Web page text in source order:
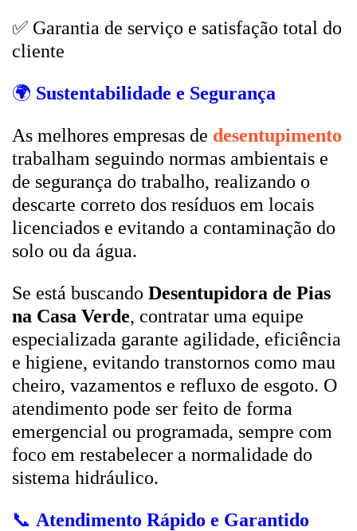
✅ Garantia de serviço e satisfação total do
cliente
🌍 Sustentabilidade e Segurança
As melhores empresas de desentupimento
trabalham seguindo normas ambientais e
de segurança do trabalho, realizando o
descarte correto dos resíduos em locais
licenciados e evitando a contaminação do
solo ou da água.
Se está buscando Desentupidora de Pias
na Casa Verde, contratar uma equipe
especializada garante agilidade, eficiência
e higiene, evitando transtornos como mau
cheiro, vazamentos e refluxo de esgoto. O
atendimento pode ser feito de forma
emergencial ou programada, sempre com
foco em restabelecer a normalidade do
sistema hidráulico.
📞 Atendimento Rápido e Garantido